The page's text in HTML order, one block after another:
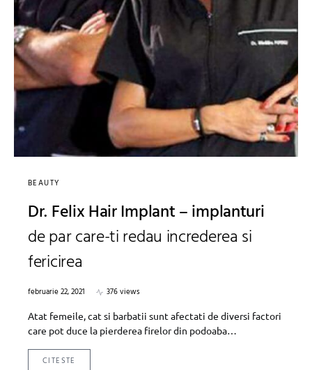
BEAUTY
Dr. Felix Hair Implant – implanturi
de par care-ti redau increderea si
fericirea
februarie 22, 2021
376 views
Atat femeile, cat si barbatii sunt afectati de diversi factori
care pot duce la pierderea firelor din podoaba…
CITESTE